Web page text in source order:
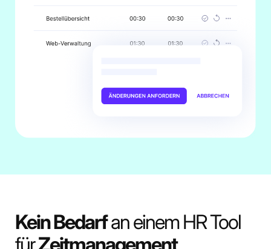
Kein Bedarfan einem HR Tool